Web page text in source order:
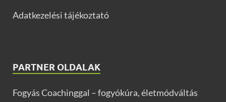
Adatkezelési tájékoztató
PARTNER OLDALAK
Fogyás Coachinggal – fogyókúra, életmódváltás